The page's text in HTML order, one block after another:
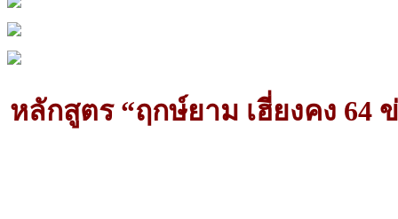
หลักสูตร “ฤกษ์ยาม เฮี่ยงคง 64